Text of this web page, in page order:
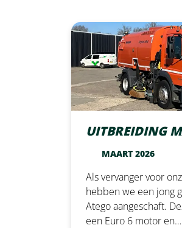
UITBREIDING
MAART 2026
Als vervanger voor
hebben we een jong
Atego aangeschaft.
een Euro 6 motor en…